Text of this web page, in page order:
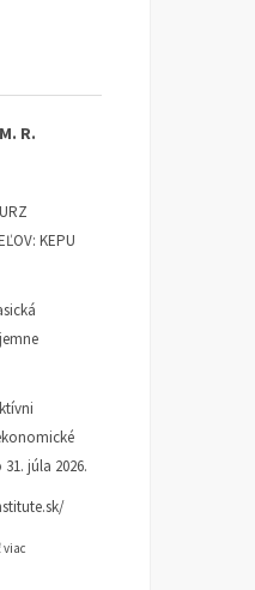
R.
KEPU
júla 2026.